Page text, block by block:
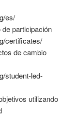
es/
participación
certificates/
de cambio
student-led-
utilizando